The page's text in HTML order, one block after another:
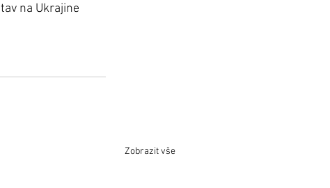
na Ukrajine
Zobrazit vše